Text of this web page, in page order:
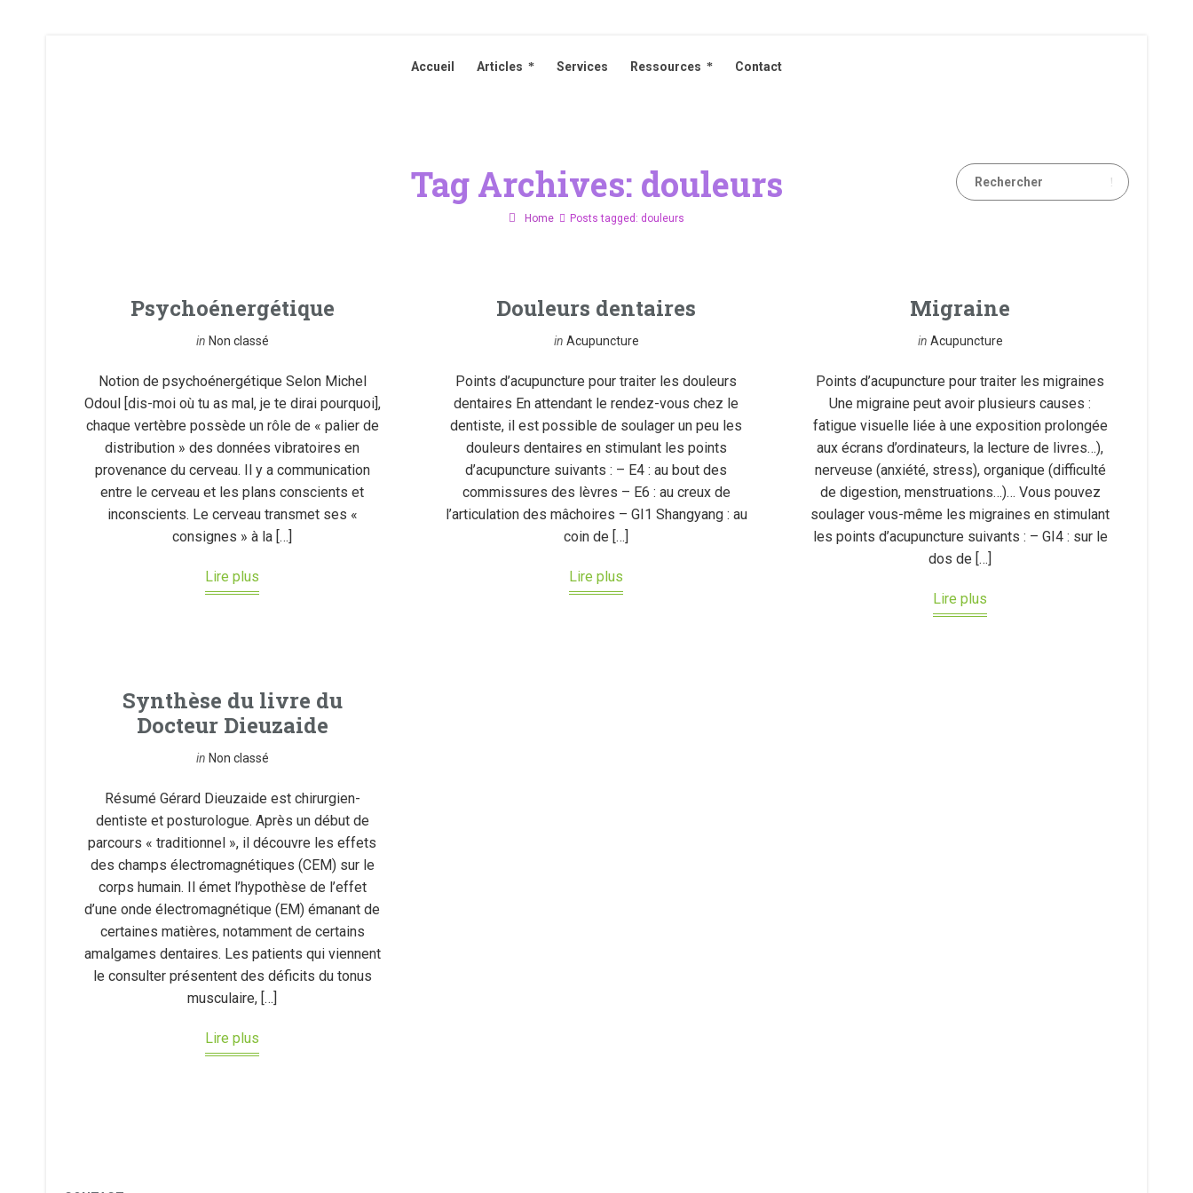
Accueil Articles Services Ressources Contact
Tag Archives: douleurs
Home Posts tagged: douleurs
Psychoénergétique
in Non classé
Notion de psychoénergétique Selon Michel
Odoul [dis-moi où tu as mal, je te dirai pourquoi],
chaque vertèbre possède un rôle de « palier de
distribution » des données vibratoires en
provenance du cerveau. Il y a communication
entre le cerveau et les plans conscients et
inconscients. Le cerveau transmet ses «
consignes » à la […]
Lire plus
Douleurs dentaires
in Acupuncture
Points d’acupuncture pour traiter les douleurs
dentaires En attendant le rendez-vous chez le
dentiste, il est possible de soulager un peu les
douleurs dentaires en stimulant les points
d’acupuncture suivants : – E4 : au bout des
commissures des lèvres – E6 : au creux de
l’articulation des mâchoires – GI1 Shangyang : au
coin de […]
Lire plus
Migraine
in Acupuncture
Points d’acupuncture pour traiter les migraines
Une migraine peut avoir plusieurs causes :
fatigue visuelle liée à une exposition prolongée
aux écrans d’ordinateurs, la lecture de livres…),
nerveuse (anxiété, stress), organique (difficulté
de digestion, menstruations…)… Vous pouvez
soulager vous-même les migraines en stimulant
les points d’acupuncture suivants : – GI4 : sur le
dos de […]
Lire plus
Synthèse du livre du
Docteur Dieuzaide
in Non classé
Résumé Gérard Dieuzaide est chirurgien-
dentiste et posturologue. Après un début de
parcours « traditionnel », il découvre les effets
des champs électromagnétiques (CEM) sur le
corps humain. Il émet l’hypothèse de l’effet
d’une onde électromagnétique (EM) émanant de
certaines matières, notamment de certains
amalgames dentaires. Les patients qui viennent
le consulter présentent des déficits du tonus
musculaire, […]
Lire plus